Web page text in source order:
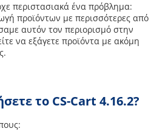
περιστασιακά ένα πρόβλημα:
προϊόντων με περισσότερες από
αυτόν τον περιορισμό στην
να εξάγετε προϊόντα με ακόμη
το CS-Cart 4.16.2?